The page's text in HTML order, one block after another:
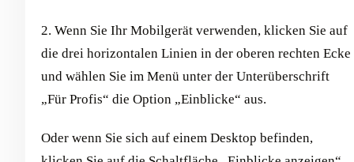
2. Wenn Sie Ihr Mobilgerät verwenden, klicken Sie auf
die drei horizontalen Linien in der oberen rechten Ecke
und wählen Sie im Menü unter der Unterüberschrift
„Für Profis“ die Option „Einblicke“ aus.
Oder wenn Sie sich auf einem Desktop befinden,